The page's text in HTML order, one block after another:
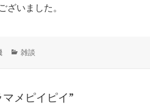
ざいました。
カ
ー
雑談
メピイピイ”